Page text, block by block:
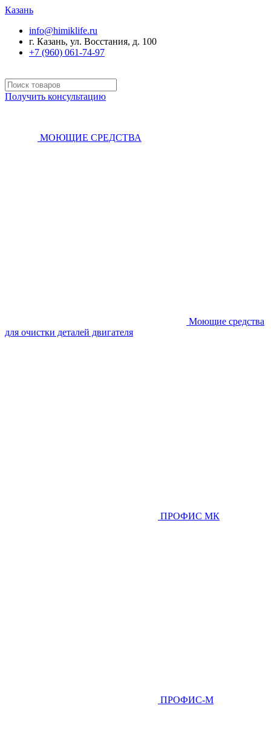
Казань
info@himiklife.ru
г. Казань, ул. Восстания, д. 100
+7 (960) 061-74-97
Получить консультацию
МОЮЩИЕ СРЕДСТВА
Моющие средства
для очистки деталей двигателя
ПРОФИС МК
ПРОФИС-М